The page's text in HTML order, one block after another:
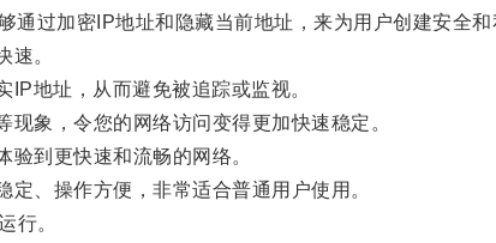
加密IP地址和隐藏当前地址，来为用户创建安全和
。
地址，从而避免被追踪或监视。
象，令您的网络访问变得更加快速稳定。
到更快速和流畅的网络。
、操作方便，非常适合普通用户使用。
行。